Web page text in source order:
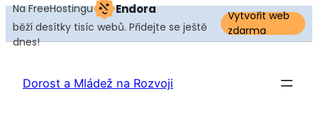
Na FreeHostingu Endora
běží desítky tisíc webů. Přidejte se ještě
dnes!
Vytvořit web
zdarma
Dorost a Mládež na Rozvoji